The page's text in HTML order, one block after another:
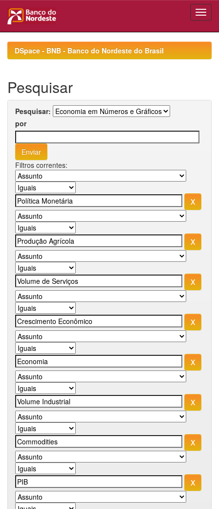
navigationDSpace - BNB - Banco do Nordeste do Brasil
Pesquisar
Pesquisar:
por
Filtros correntes: